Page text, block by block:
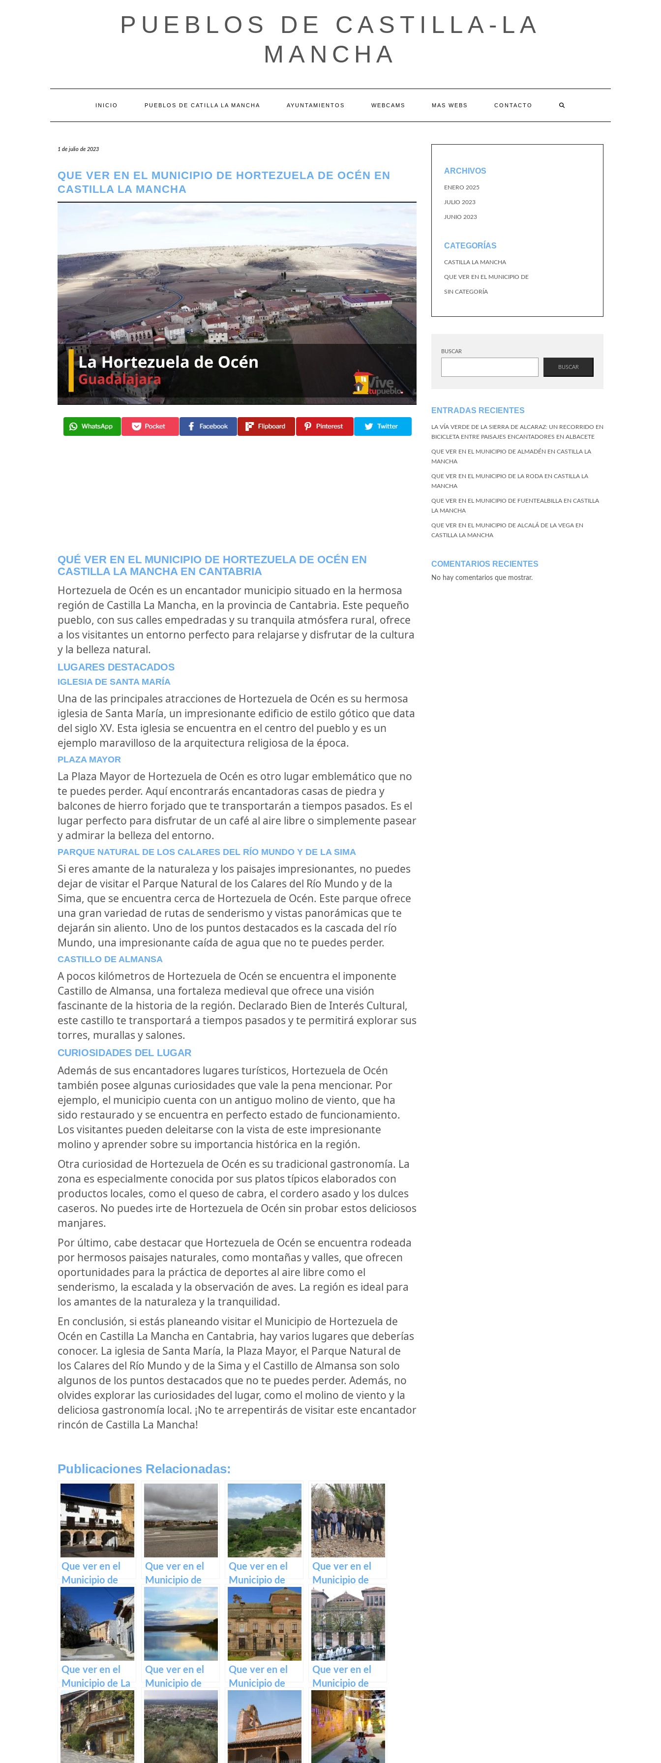
PUEBLOS DE CASTILLA-LA
MANCHA
INICIO PUEBLOS DE CATILLA LA MANCHA AYUNTAMIENTOS WEBCAMS MAS WEBS CONTACTO
1 de julio de 2023
QUE VER EN EL MUNICIPIO DE HORTEZUELA DE OCÉN EN
CASTILLA LA MANCHA
QUÉ VER EN EL MUNICIPIO DE HORTEZUELA DE OCÉN EN
CASTILLA LA MANCHA EN CANTABRIA
Hortezuela de Océn es un encantador municipio situado en la hermosa
región de Castilla La Mancha, en la provincia de Cantabria. Este pequeño
pueblo, con sus calles empedradas y su tranquila atmósfera rural, ofrece
a los visitantes un entorno perfecto para relajarse y disfrutar de la cultura
y la belleza natural.
LUGARES DESTACADOS
IGLESIA DE SANTA MARÍA
Una de las principales atracciones de Hortezuela de Océn es su hermosa
iglesia de Santa María, un impresionante edificio de estilo gótico que data
del siglo XV. Esta iglesia se encuentra en el centro del pueblo y es un
ejemplo maravilloso de la arquitectura religiosa de la época.
PLAZA MAYOR
La Plaza Mayor de Hortezuela de Océn es otro lugar emblemático que no
te puedes perder. Aquí encontrarás encantadoras casas de piedra y
balcones de hierro forjado que te transportarán a tiempos pasados. Es el
lugar perfecto para disfrutar de un café al aire libre o simplemente pasear
y admirar la belleza del entorno.
PARQUE NATURAL DE LOS CALARES DEL RÍO MUNDO Y DE LA SIMA
Si eres amante de la naturaleza y los paisajes impresionantes, no puedes
dejar de visitar el Parque Natural de los Calares del Río Mundo y de la
Sima, que se encuentra cerca de Hortezuela de Océn. Este parque ofrece
una gran variedad de rutas de senderismo y vistas panorámicas que te
dejarán sin aliento. Uno de los puntos destacados es la cascada del río
Mundo, una impresionante caída de agua que no te puedes perder.
CASTILLO DE ALMANSA
A pocos kilómetros de Hortezuela de Océn se encuentra el imponente
Castillo de Almansa, una fortaleza medieval que ofrece una visión
fascinante de la historia de la región. Declarado Bien de Interés Cultural,
este castillo te transportará a tiempos pasados y te permitirá explorar sus
torres, murallas y salones.
CURIOSIDADES DEL LUGAR
Además de sus encantadores lugares turísticos, Hortezuela de Océn
también posee algunas curiosidades que vale la pena mencionar. Por
ejemplo, el municipio cuenta con un antiguo molino de viento, que ha
sido restaurado y se encuentra en perfecto estado de funcionamiento.
Los visitantes pueden deleitarse con la vista de este impresionante
molino y aprender sobre su importancia histórica en la región.
Otra curiosidad de Hortezuela de Océn es su tradicional gastronomía. La
zona es especialmente conocida por sus platos típicos elaborados con
productos locales, como el queso de cabra, el cordero asado y los dulces
caseros. No puedes irte de Hortezuela de Océn sin probar estos deliciosos
manjares.
Por último, cabe destacar que Hortezuela de Océn se encuentra rodeada
por hermosos paisajes naturales, como montañas y valles, que ofrecen
oportunidades para la práctica de deportes al aire libre como el
senderismo, la escalada y la observación de aves. La región es ideal para
los amantes de la naturaleza y la tranquilidad.
En conclusión, si estás planeando visitar el Municipio de Hortezuela de
Océn en Castilla La Mancha en Cantabria, hay varios lugares que deberías
conocer. La iglesia de Santa María, la Plaza Mayor, el Parque Natural de
los Calares del Río Mundo y de la Sima y el Castillo de Almansa son solo
algunos de los puntos destacados que no te puedes perder. Además, no
olvides explorar las curiosidades del lugar, como el molino de viento y la
deliciosa gastronomía local. ¡No te arrepentirás de visitar este encantador
rincón de Castilla La Mancha!
Publicaciones Relacionadas:
Que ver en el
Municipio de
Tarazona de la
Mancha en
Castilla La
Mancha
Que ver en el
Municipio de
Pozorrubielos de
la Mancha en
Castilla La
Mancha
Que ver en el
Municipio de
Aldeanueva de
Guadalajara en
Castilla La
Mancha
Que ver en el
Municipio de
Villalgordo del
Júcar en Castilla
La Mancha
Que ver en el
Municipio de La
Olmeda de
Jadraque en
Castilla La
Mancha
Que ver en el
Municipio de
Pálmaces de
Jadraque en
Castilla La
Mancha
Que ver en el
Municipio de
Castilla La
Mancha
Que ver en el
Municipio de
Alcázar de San
Juan en Castilla
La Mancha
ARCHIVOS
ENERO 2025
JULIO 2023
JUNIO 2023
CATEGORÍAS
CASTILLA LA MANCHA
QUE VER EN EL MUNICIPIO DE
SIN CATEGORÍA
BUSCAR
BUSCAR
ENTRADAS RECIENTES
LA VÍA VERDE DE LA SIERRA DE ALCARAZ: UN RECORRIDO EN
BICICLETA ENTRE PAISAJES ENCANTADORES EN ALBACETE
QUE VER EN EL MUNICIPIO DE ALMADÉN EN CASTILLA LA
MANCHA
QUE VER EN EL MUNICIPIO DE LA RODA EN CASTILLA LA
MANCHA
QUE VER EN EL MUNICIPIO DE FUENTEALBILLA EN CASTILLA
LA MANCHA
QUE VER EN EL MUNICIPIO DE ALCALÁ DE LA VEGA EN
CASTILLA LA MANCHA
COMENTARIOS RECIENTES
No hay comentarios que mostrar.